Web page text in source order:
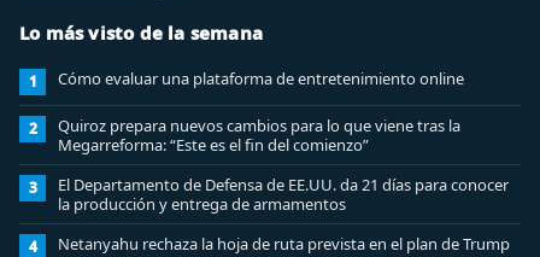
Lo más visto de la semana
1 Cómo evaluar una plataforma de entretenimiento online
2
Quiroz prepara nuevos cambios para lo que viene tras la
Megarreforma: “Este es el fin del comienzo”
3
El Departamento de Defensa de EE.UU. da 21 días para conocer
la producción y entrega de armamentos
4
Netanyahu rechaza la hoja de ruta prevista en el plan de Trump